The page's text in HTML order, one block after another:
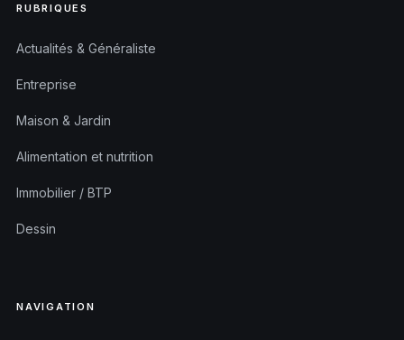
RUBRIQUES
Actualités & Généraliste
Entreprise
Maison & Jardin
Alimentation et nutrition
Immobilier / BTP
Dessin
NAVIGATION